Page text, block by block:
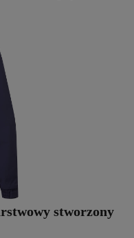
stworzony